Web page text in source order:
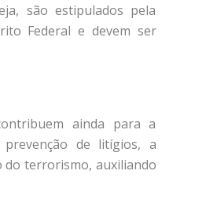
são estipulados pela
Federal e devem ser
ainda para a
prevenção de litígios, a
do terrorismo, auxiliando